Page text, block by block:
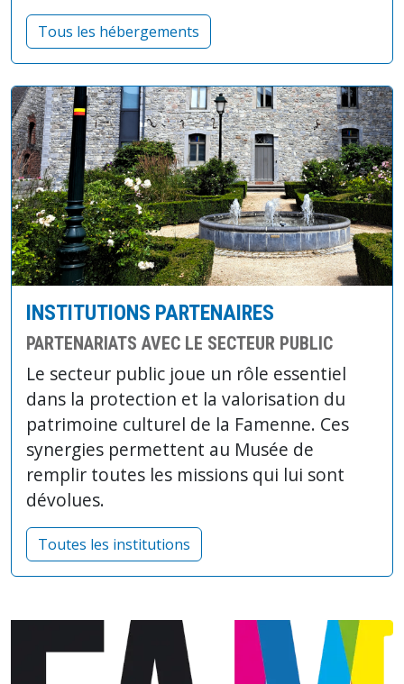
Tous les hébergements
INSTITUTIONS PARTENAIRES
PARTENARIATS AVEC LE SECTEUR PUBLIC
Le secteur public joue un rôle essentiel
dans la protection et la valorisation du
patrimoine culturel de la Famenne. Ces
synergies permettent au Musée de
remplir toutes les missions qui lui sont
dévolues.
Toutes les institutions